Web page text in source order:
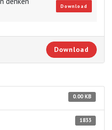
Download
Download
0.00 KB
1833